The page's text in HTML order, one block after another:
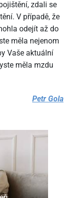
zdali se
V případě, že
odejít až do
měla nejenom
Vaše aktuální
měla mzdu
Petr Gola